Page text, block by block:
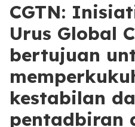
CGTN:
Urus Global
bertujuan
kestabilan
pentadbiran